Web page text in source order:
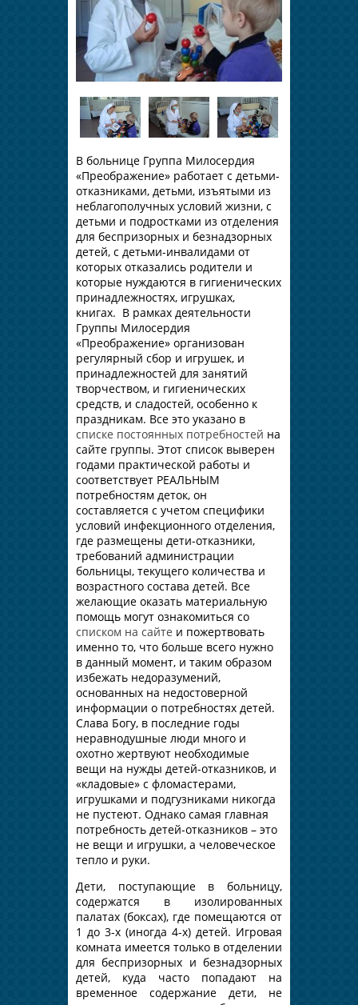
В больнице Группа Милосердия
«Преображение» работает с детьми-
отказниками, детьми, изъятыми из
неблагополучных условий жизни, с
детьми и подростками из отделения
для беспризорных и безнадзорных
детей, с детьми-инвалидами от
которых отказались родители и
которые нуждаются в гигиенических
принадлежностях, игрушках,
книгах. В рамках деятельности
Группы Милосердия
«Преображение» организован
регулярный сбор и игрушек, и
принадлежностей для занятий
творчеством, и гигиенических
средств, и сладостей, особенно к
праздникам. Все это указано в
списке постоянных потребностей на
сайте группы. Этот список выверен
годами практической работы и
соответствует РЕАЛЬНЫМ
потребностям деток, он
составляется с учетом специфики
условий инфекционного отделения,
где размещены дети-отказники,
требований администрации
больницы, текущего количества и
возрастного состава детей. Все
желающие оказать материальную
помощь могут ознакомиться со
списком на сайте и пожертвовать
именно то, что больше всего нужно
в данный момент, и таким образом
избежать недоразумений,
основанных на недостоверной
информации о потребностях детей.
Слава Богу, в последние годы
неравнодушные люди много и
охотно жертвуют необходимые
вещи на нужды детей-отказников, и
«кладовые» с фломастерами,
игрушками и подгузниками никогда
не пустеют. Однако самая главная
потребность детей-отказников – это
не вещи и игрушки, а человеческое
тепло и руки.
Дети, поступающие в больницу,
содержатся в изолированных
палатах (боксах), где помещаются от
1 до 3-х (иногда 4-х) детей. Игровая
комната имеется только в отделении
для беспризорных и безнадзорных
детей, куда часто попадают на
временное содержание дети, не